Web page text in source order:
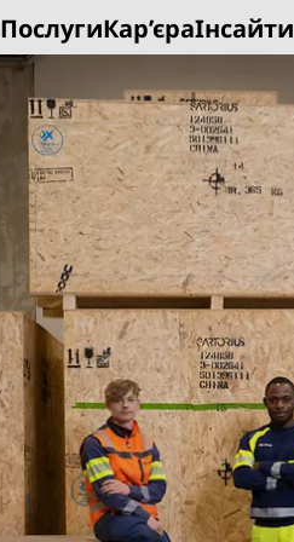
ПослугиКар’єраІнсайти